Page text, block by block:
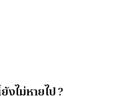
งไม่หายไป ?